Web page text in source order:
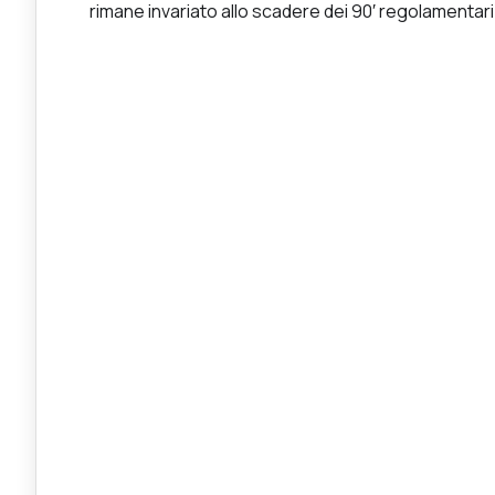
rimane invariato allo scadere dei 90′